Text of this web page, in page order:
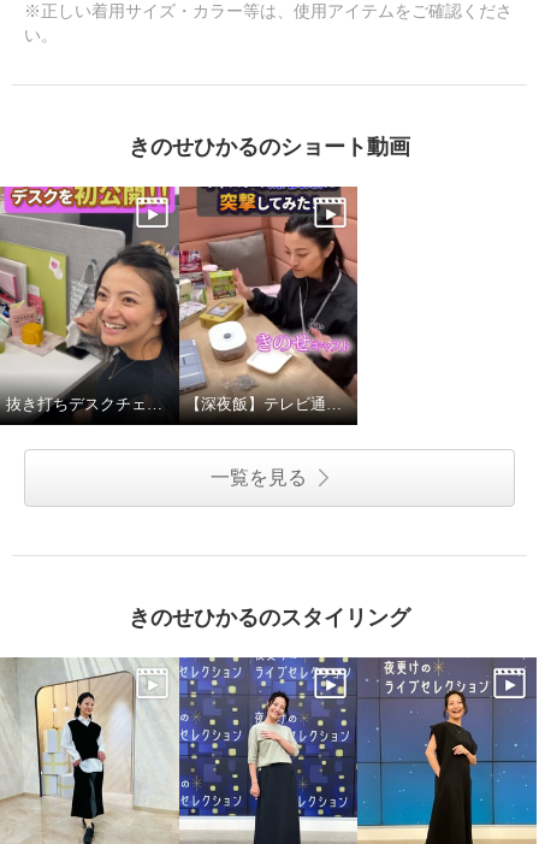
※正しい着用サイズ・カラー等は、使用アイテムをご確認くださ
い。
きのせひかるのショート動画
抜き打ちデスクチェック！ 【深夜飯】テレビ通販キャストの深夜飯に突撃してみた
一覧を見る
きのせひかるのスタイリング